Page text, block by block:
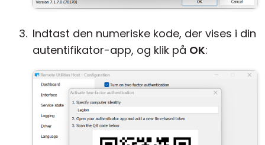
Indtast den numeriske kode, der vises i din
autentifikator-app, og klik på OK: